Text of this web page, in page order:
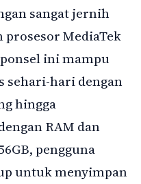
sangat jernih
MediaTek
ini mampu
sehari-hari dengan
hingga
RAM dan
pengguna
untuk menyimpan